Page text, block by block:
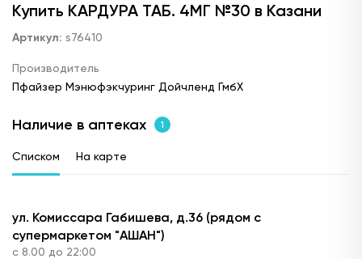
Купить КАРДУРА ТАБ. 4МГ №30 в Казани
Артикул: s76410
Производитель
Пфайзер Мэнюфэкчуринг Дойчленд ГмбХ
Наличие в аптеках 1
Списком На карте
ул. Комиссара Габишева, д.36 (рядом с
супермаркетом "АШАН")
с 8.00 до 22:00